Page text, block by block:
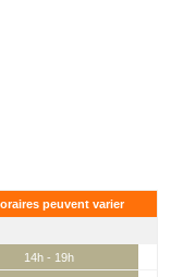
peuvent varier
14h - 19h